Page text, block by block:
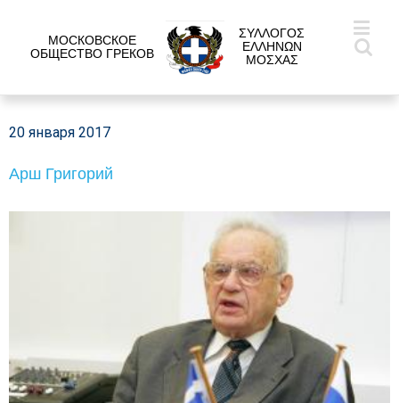
МОСКОВСКОЕ
ОБЩЕСТВО ГРЕКОВ
ΣΥΛΛΟΓΟΣ
ΕΛΛΗΝΩΝ
ΜΟΣΧΑΣ
20 января 2017
Арш Григорий